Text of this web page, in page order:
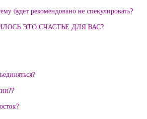
будет рекомендовано не спекулировать?
ЭТО СЧАСТЬЕ ДЛЯ ВАС?